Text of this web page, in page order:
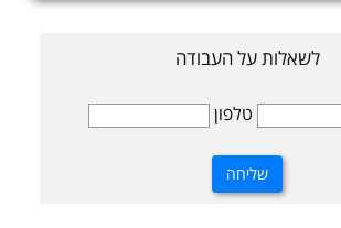
לשאלות על העבודה
טלפון